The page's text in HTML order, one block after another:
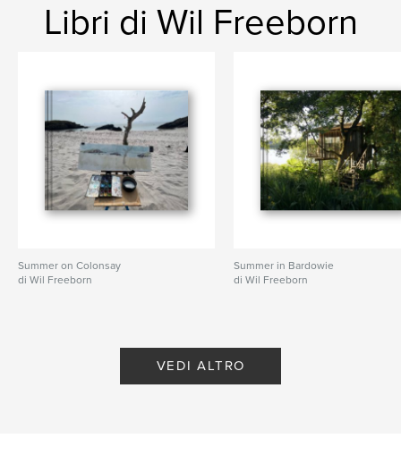
Libri di Wil Freeborn
Summer on Colonsay
di Wil Freeborn
Summer in Bardowie
di Wil Freeborn
VEDI ALTRO